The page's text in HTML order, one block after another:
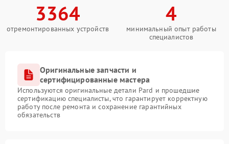
3364
отремонтированных устройств
4
минимальный опыт работы
специалистов
Оригинальные запчасти и
сертифицированные мастера
Используются оригинальные детали Pard и прошедшие
сертификацию специалисты, что гарантирует корректную
работу после ремонта и сохранение гарантийных
обязательств